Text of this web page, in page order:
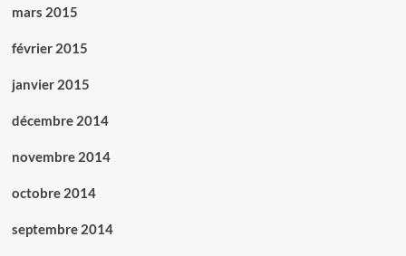
mars 2015
février 2015
janvier 2015
décembre 2014
novembre 2014
octobre 2014
septembre 2014